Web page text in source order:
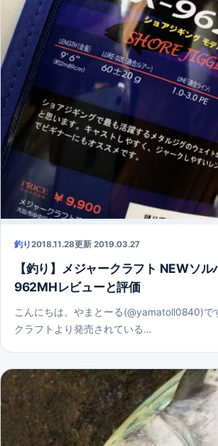
釣り2018.11.28更新 2019.03.27
【釣り】メジャークラフト NEWソル
962MHレビューと評価
こんにちは。やまとーる(@yamatoll0840)
クラフトより発売されている…